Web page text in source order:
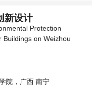
新设计
Protection
Buildings on Weizhou
院，广西 南宁